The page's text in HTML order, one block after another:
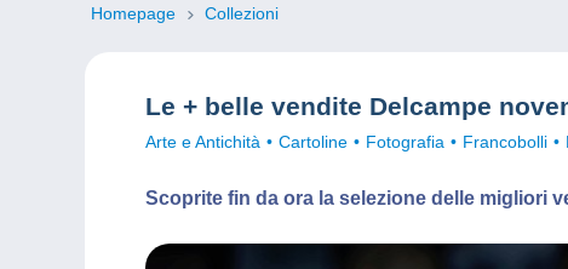
Homepage Collezioni
Le + belle vendite Delcampe
Arte e Antichità Cartoline Fotografia Francobolli
Scoprite fin da ora la selezione delle migliori